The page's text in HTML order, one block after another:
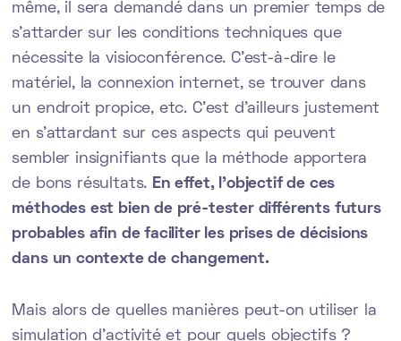
même, il sera demandé dans un premier temps de
s’attarder sur les conditions techniques que
nécessite la visioconférence. C’est-à-dire le
matériel, la connexion internet, se trouver dans
un endroit propice, etc. C’est d’ailleurs justement
en s'attardant sur ces aspects qui peuvent
sembler insignifiants que la méthode apportera
de bons résultats. En effet, l'objectif de ces
méthodes est bien de pré-tester différents futurs
probables afin de faciliter les prises de décisions
dans un contexte de changement.
Mais alors de quelles manières peut-on utiliser la
simulation d’activité et pour quels objectifs ?